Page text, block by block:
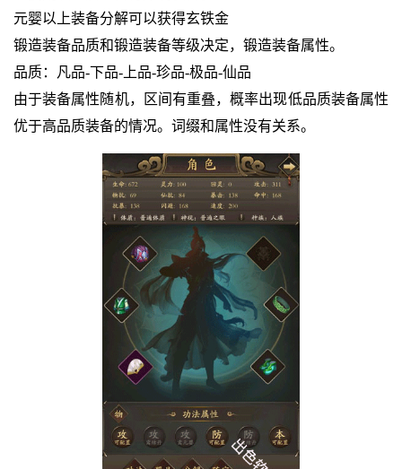
元婴以上装备分解可以获得玄铁金
锻造装备品质和锻造装备等级决定，锻造装备属性。
品质：凡品-下品-上品-珍品-极品-仙品
由于装备属性随机，区间有重叠，概率出现低品质装备属性
优于高品质装备的情况。词缀和属性没有关系。